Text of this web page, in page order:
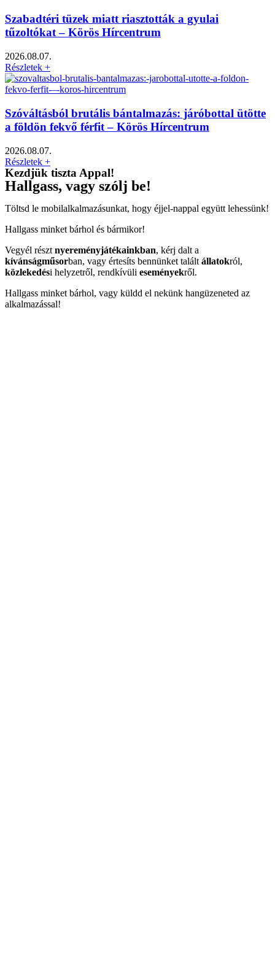
Szabadtéri tüzek miatt riasztották a gyulai
tűzoltókat – Körös Hírcentrum
2026.08.07.
Részletek +
Szóváltásból brutális bántalmazás: járóbottal ütötte
a földön fekvő férfit – Körös Hírcentrum
2026.08.07.
Részletek +
Kezdjük tiszta Appal!
Hallgass, vagy szólj be!
Töltsd le mobilalkalmazásunkat, hogy éjjel-nappal együtt lehessünk!
Hallgass minket bárhol és bármikor!
Vegyél részt nyereményjátékainkban, kérj dalt a
kívánságműsorban, vagy értesíts bennünket talált állatokról,
közlekedési helyzetről, rendkívüli eseményekről.
Hallgass minket bárhol, vagy küldd el nekünk hangüzeneted az
alkalmazással!